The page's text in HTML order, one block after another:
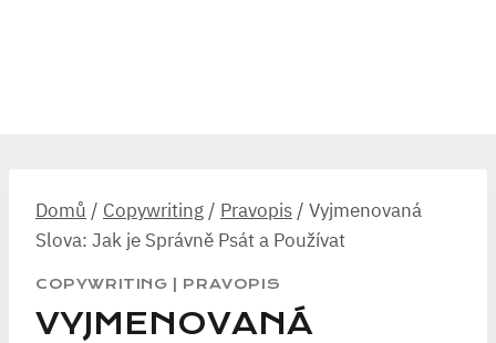
Domů / Copywriting / Pravopis / Vyjmenovaná
Slova: Jak je Správně Psát a Používat
COPYWRITING PRAVOPIS
VYJMENOVANÁ